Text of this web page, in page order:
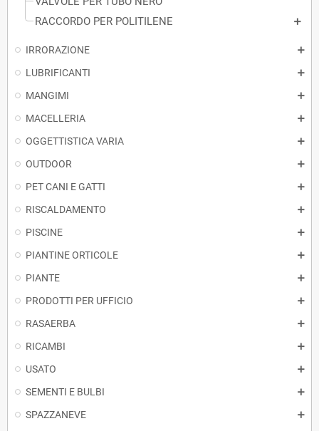
RACCORDO PER POLITILENE
IRRORAZIONE
LUBRIFICANTI
MANGIMI
MACELLERIA
OGGETTISTICA VARIA
OUTDOOR
PET CANI E GATTI
RISCALDAMENTO
PISCINE
PIANTINE ORTICOLE
PIANTE
PRODOTTI PER UFFICIO
RASAERBA
RICAMBI
USATO
SEMENTI E BULBI
SPAZZANEVE